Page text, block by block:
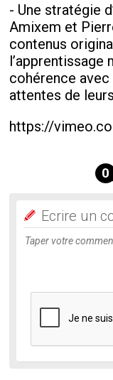
- Une stratégie
Amixem et
contenus
l’apprentissage
cohérence
attentes de
https://
0
Ecrire un